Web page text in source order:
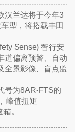
汉兰达将于今年3
型，将搭载丰田
Sense) 智行安
道偏离预警、自动
全景影像、盲点监
号为8AR-FTS的
峰值扭矩
。